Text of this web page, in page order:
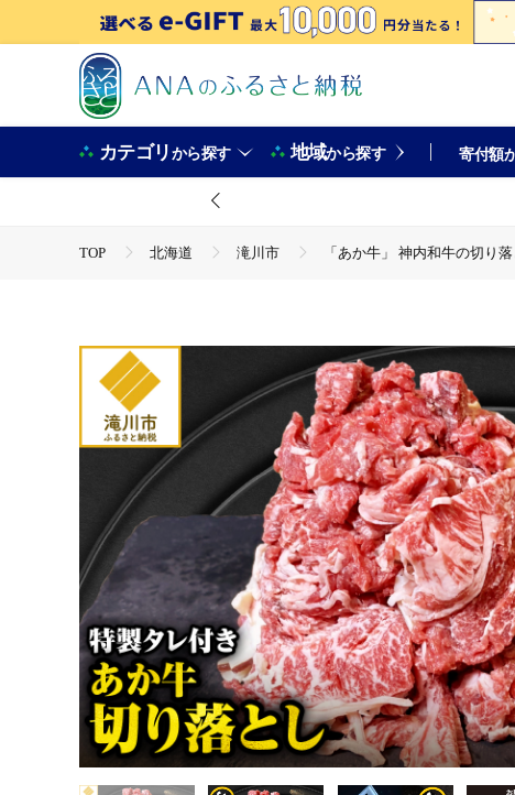
カテゴリから探す 地域から探す 寄付額
TOP 北海道 滝川市 「あか牛」 神内和牛の切り